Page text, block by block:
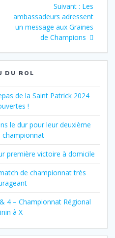
Suivant : Article
suivant
:
Les
ambassadeurs adressent
un message aux Graines
de Champions
DU ROL
de la Saint Patrick 2024
!
le dur pour leur deuxième
championnat
première victoire à domicile
de championnat très
4 – Championnat Régional
à X